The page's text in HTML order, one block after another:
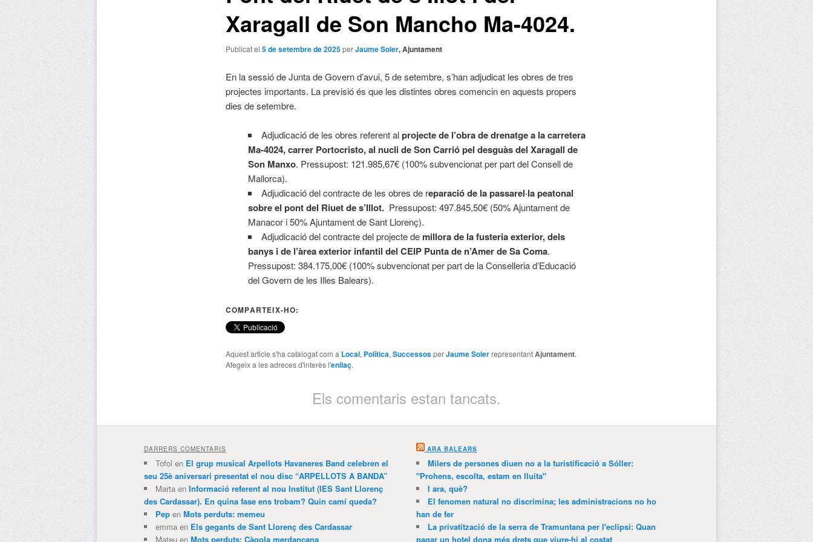
Xaragall de Son Mancho Ma-4024.
Publicat el 5 de setembre de 2025perJaume Soler, Ajuntament
En la sessió de Junta de Govern d’avui, 5 de setembre, s’han adjudicat les obres de tres
projectes importants. La previsió és que les distintes obres comencin en aquests propers
dies de setembre.
Adjudicació de les obres referent alprojecte de l’obra de drenatge a la carretera
Ma-4024, carrer Portocristo, al nucli de Son Carrió pel desguàs del Xaragall de
Son Manxo. Pressupost: 121.985,67€ (100% subvencionat per part del Consell de
Mallorca).
Adjudicació del contracte de les obres de reparació de la passarel·la peatonal
sobre el pont del Riuet de s’Illot. Pressupost: 497.845,50€ (50% Ajuntament de
Manacor i 50% Ajuntament de Sant Llorenç).
Adjudicació del contracte del projecte de millora de la fusteria exterior, dels
banys i de l’àrea exterior infantil del CEIP Punta de n’Amer de Sa Coma.
Pressupost: 384.175,00€ (100% subvencionat per part de la Conselleria d’Educació
del Govern de les Illes Balears).
COMPARTEIX-HO:
Aquest article s'ha catalogat com a Local, Política,SuccessosperJaume SolerrepresentantAjuntament.
Afegeix a les adreces d'interès l'enllaç.
Els comentaris estan tancats.
DARRERS COMENTARIS
Tofol en El grup musical Arpellots Havaneres Band celebren el
seu 25è aniversari presentat el nou disc “ARPELLOTS A BANDA”
Martaen Informació referent al nou Institut (IES Sant Llorenç
des Cardassar). En quina fase ens trobam? Quin camí queda?
Pepen Mots perduts: memeu
emmaen Els gegants de Sant Llorenç des Cardassar
Mateuen Mots perduts: Càgola merdançana
ARA BALEARS
Milers de persones diuen no a la turistificació a Sóller:
"Prohens, escolta, estam en lluita"
I ara, què?
El fenomen natural no discrimina; les administracions no ho
han de fer
La privatització de la serra de Tramuntana per l'eclipsi: Quan
pagar un hotel dona més drets que viure-hi al costat